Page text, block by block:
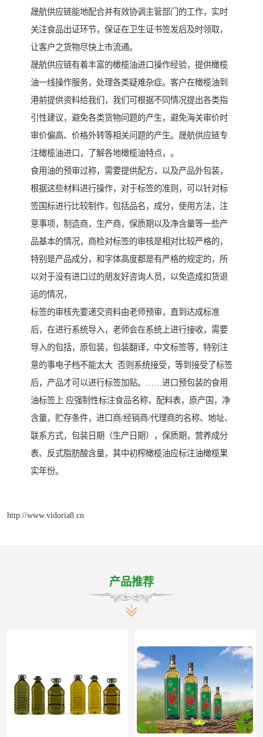
晟航供应链能地配合并有效协调主管部门的工作，实时
关注食品出证环节，保证在卫生证书签发后及时领取，
让客户之货物尽快上市流通。
晟航供应链有着丰富的橄榄油进口操作经验，提供橄榄
油一线操作服务，处理各类疑难杂症。客户在橄榄油到
港前提供资料给我们，我们可根据不同情况提出各类指
引性建议，避免各类货物问题的产生，避免海关审价时
审价偏高、价格外转等相关问题的产生。晟航供应链专
注橄榄油进口，了解各地橄榄油特点，。
食用油的预审过称，需要提供配方，以及产品外包装，
根据这些材料进行操作，对于标签的准则，可以针对标
签国标进行比较制作，包括品名，成分，使用方法，注
意事项，制造商，生产商，保质期以及净含量等一些产
品基本的情况，商检对标签的审核是相对比较严格的，
特别是产品成分，和字体高度都是有严格的规定的，所
以对于没有进口过的朋友好咨询人员，以免造成扣货退
运的情况，
标签的审核先要递交资料由老师预审，直到达成标准
后，在进行系统导入，老师会在系统上进行接收，需要
导入的包括，原包装，包装翻译，中文标签等，特别注
意的事电子档不能太大 否则系统接受，等到接受了标签
后，产品才可以进行标签加贴。……进口预包装的食用
油标签上 应强制性标注食品名称，配料表，原产国，净
含量，贮存条件，进口商/经销商/代理商的名称、地址、
联系方式，包装日期（生产日期），保质期，营养成分
表、反式脂肪酸含量，其中初榨橄榄油应标注油橄榄果
实年份。
http://www.vidoria8.cn
产品推荐